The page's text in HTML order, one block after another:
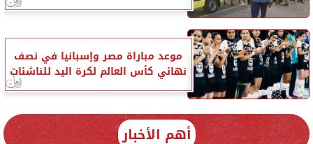
موعد مباراة مصر وإسبانيا في نصف
نهائي كأس العالم لكرة اليد للناشئات
أهم الأخبار